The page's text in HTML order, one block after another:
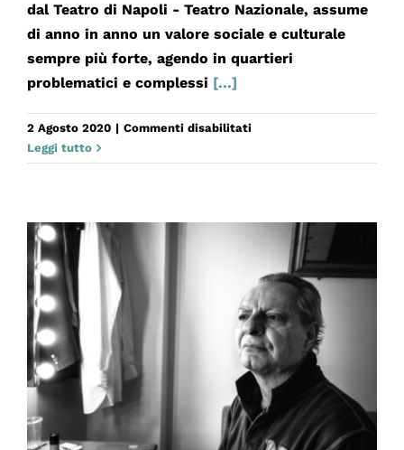
dal Teatro di Napoli - Teatro Nazionale, assume
di anno in anno un valore sociale e culturale
sempre più forte, agendo in quartieri
problematici e complessi [...]
2 Agosto 2020 | Commenti disabilitatisu
Leggi tutto